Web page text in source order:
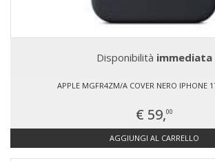
Disponibilità immediata
APPLE MGFR4ZM/A COVER NERO IPHONE
€ 59,00
AGGIUNGI AL CARRELLO